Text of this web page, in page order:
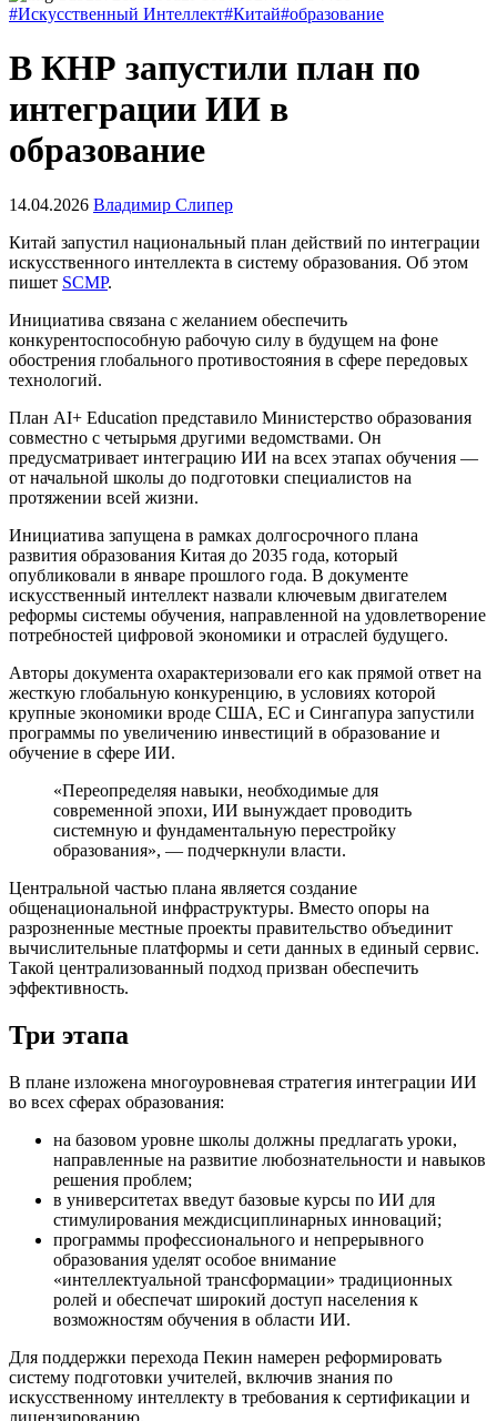
#Искусственный Интеллект#Китай#образование
В КНР запустили план по
интеграции ИИ в
образование
14.04.2026 Владимир Слипер
Китай запустил национальный план действий по интеграции
искусственного интеллекта в систему образования. Об этом
пишет SCMP.
Инициатива связана с желанием обеспечить
конкурентоспособную рабочую силу в будущем на фоне
обострения глобального противостояния в сфере передовых
технологий.
План AI+ Education представило Министерство образования
совместно с четырьмя другими ведомствами. Он
предусматривает интеграцию ИИ на всех этапах обучения —
от начальной школы до подготовки специалистов на
протяжении всей жизни.
Инициатива запущена в рамках долгосрочного плана
развития образования Китая до 2035 года, который
опубликовали в январе прошлого года. В документе
искусственный интеллект назвали ключевым двигателем
реформы системы обучения, направленной на удовлетворение
потребностей цифровой экономики и отраслей будущего.
Авторы документа охарактеризовали его как прямой ответ на
жесткую глобальную конкуренцию, в условиях которой
крупные экономики вроде США, ЕС и Сингапура запустили
программы по увеличению инвестиций в образование и
обучение в сфере ИИ.
«Переопределяя навыки, необходимые для
современной эпохи, ИИ вынуждает проводить
системную и фундаментальную перестройку
образования», — подчеркнули власти.
Центральной частью плана является создание
общенациональной инфраструктуры. Вместо опоры на
разрозненные местные проекты правительство объединит
вычислительные платформы и сети данных в единый сервис.
Такой централизованный подход призван обеспечить
эффективность.
Три этапа
В плане изложена многоуровневая стратегия интеграции ИИ
во всех сферах образования:
на базовом уровне школы должны предлагать уроки,
направленные на развитие любознательности и навыков
решения проблем;
в университетах введут базовые курсы по ИИ для
стимулирования междисциплинарных инноваций;
программы профессионального и непрерывного
образования уделят особое внимание
«интеллектуальной трансформации» традиционных
ролей и обеспечат широкий доступ населения к
возможностям обучения в области ИИ.
Для поддержки перехода Пекин намерен реформировать
систему подготовки учителей, включив знания по
искусственному интеллекту в требования к сертификации и
лицензированию.